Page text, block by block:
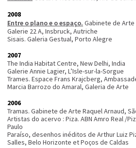
2008
Entre o plano e o espaço. Gabinete de Arte
Galerie 22 A, Insbruck, Autriche
Sisais. Galeria Gestual, Porto Alegre
2007
The India Habitat Centre, New Delhi, India
Galerie Annie Lagier, L’Isle-sur-la-Sorgue
Trames. Espace Frans Krajcberg,
Marcia Barrozo do Amaral, Galeria de Arte
2006
Tramas. Gabinete de Arte Raquel Arnaud,
Artistas do acervo : Piza. ABN Amro Real /
Paulo
Paraíso, desenhos inéditos de Arthur Luiz
Salles, Belo Horizonte et Poços de Caldas